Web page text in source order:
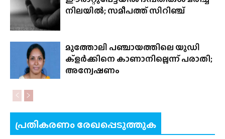
നിലയിൽ; സമീപത്ത് സിറിഞ്ച്
മുത്തോലി പഞ്ചായത്തിലെ യുഡി
ക്ളർക്കിനെ കാണാനില്ലെന്ന് പരാതി;
അന്വേഷണം
പ്രതികരണം രേഖപ്പെടുത്തുക